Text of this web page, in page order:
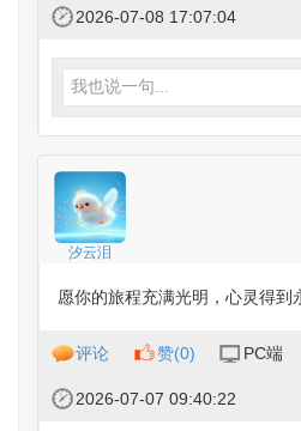
2026-07-08 17:07:04
我也说一句...
汐云泪
愿你的旅程充满光明，心灵得到
评论 赞(0) PC端
2026-07-07 09:40:22